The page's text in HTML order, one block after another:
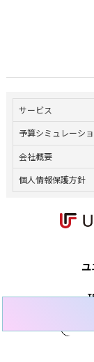
サービス
予算シミュレーシ
会社概要
個人情報保護方針